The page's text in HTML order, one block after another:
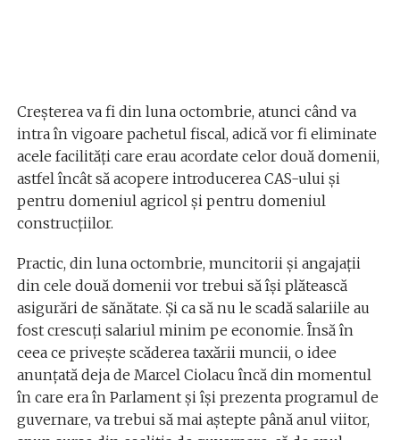
Creșterea va fi din luna octombrie, atunci când va
intra în vigoare pachetul fiscal, adică vor fi eliminate
acele facilități care erau acordate celor două domenii,
astfel încât să acopere introducerea CAS-ului și
pentru domeniul agricol și pentru domeniul
construcțiilor.
Practic, din luna octombrie, muncitorii și angajații
din cele două domenii vor trebui să își plătească
asigurări de sănătate. Și ca să nu le scadă salariile au
fost crescuți salariul minim pe economie. Însă în
ceea ce privește scăderea taxării muncii, o idee
anunțată deja de Marcel Ciolacu încă din momentul
în care era în Parlament și își prezenta programul de
guvernare, va trebui să mai aștepte până anul viitor,